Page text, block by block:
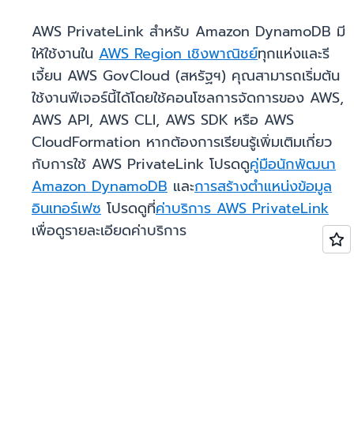
AWS PrivateLink สำหรับ Amazon DynamoDB มี
ให้ใช้งานใน AWS Region เชิงพาณิชย์ทุกแห่งและรี
เจี้ยน AWS GovCloud (สหรัฐฯ) คุณสามารถเริ่มต้น
ใช้งานฟีเจอร์นี้ได้โดยใช้คอนโซลการจัดการของ AWS,
AWS API, AWS CLI, AWS SDK หรือ AWS
CloudFormation หากต้องการเรียนรู้เพิ่มเติมเกี่ยว
กับการใช้ AWS PrivateLink โปรดดูคู่มือนักพัฒนา
Amazon DynamoDB และการสร้างตำแหน่งข้อมูล
อินเทอร์เฟซ โปรดดูที่ค่าบริการ AWS PrivateLink
เพื่อดูรายละเอียดค่าบริการ